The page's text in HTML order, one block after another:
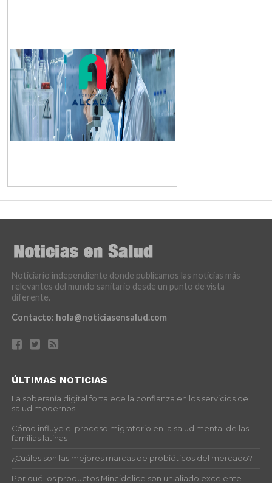
Noticiario independiente donde publicamos las noticias más
relevantes del mundo sanitario desde un punto de vista
diferente.
Contacto: hola@noticiasensalud.com
ÚLTIMAS NOTICIAS
La soberanía digital fortalece la confianza en los servicios de
salud modernos
Cómo influye el proceso migratorio en la salud mental de las
familias latinas
¿Cuáles son las mejores marcas de probióticos del mercado?
Por qué los productos Mincidelice son un aliado excelente